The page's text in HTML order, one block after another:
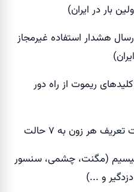
بار در ایران)
هشدار استفاده غیرمجاز
ریموت از راه دور
به ۱۵ سنسور بیسیم (مگنت، چشمی، سنسور
و ...)